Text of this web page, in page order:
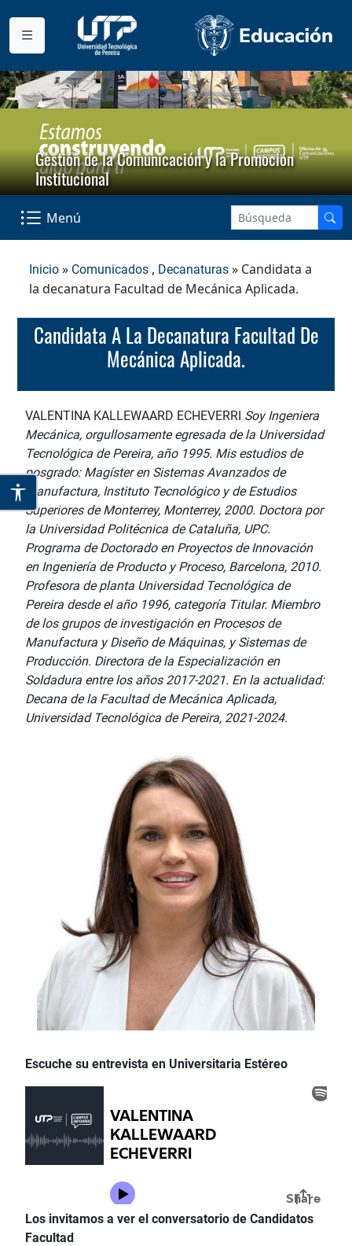
Gestión de la Comunicación y la Promoción
Institucional
Menú
Inicio » Comunicados , Decanaturas » Candidata a
la decanatura Facultad de Mecánica Aplicada.
Candidata A La Decanatura Facultad De
Mecánica Aplicada.
VALENTINA KALLEWAARD ECHEVERRI Soy Ingeniera
Mecánica, orgullosamente egresada de la Universidad
Tecnológica de Pereira, año 1995. Mis estudios de
posgrado: Magíster en Sistemas Avanzados de
Manufactura, Instituto Tecnológico y de Estudios
Superiores de Monterrey, Monterrey, 2000. Doctora por
la Universidad Politécnica de Cataluña, UPC.
Programa de Doctorado en Proyectos de Innovación
en Ingeniería de Producto y Proceso, Barcelona, 2010.
Profesora de planta Universidad Tecnológica de
Pereira desde el año 1996, categoría Titular. Miembro
de los grupos de investigación en Procesos de
Manufactura y Diseño de Máquinas, y Sistemas de
Producción. Directora de la Especialización en
Soldadura entre los años 2017-2021. En la actualidad:
Decana de la Facultad de Mecánica Aplicada,
Universidad Tecnológica de Pereira, 2021-2024.
Escuche su entrevista en Universitaria Estéreo
Los invitamos a ver el conversatorio de Candidatos
Facultad